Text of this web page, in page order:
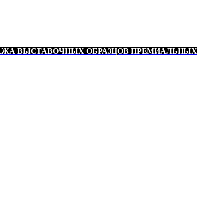
ВЫСТАВОЧНЫХ ОБРАЗЦОВ ПРЕМИАЛЬНЫХ